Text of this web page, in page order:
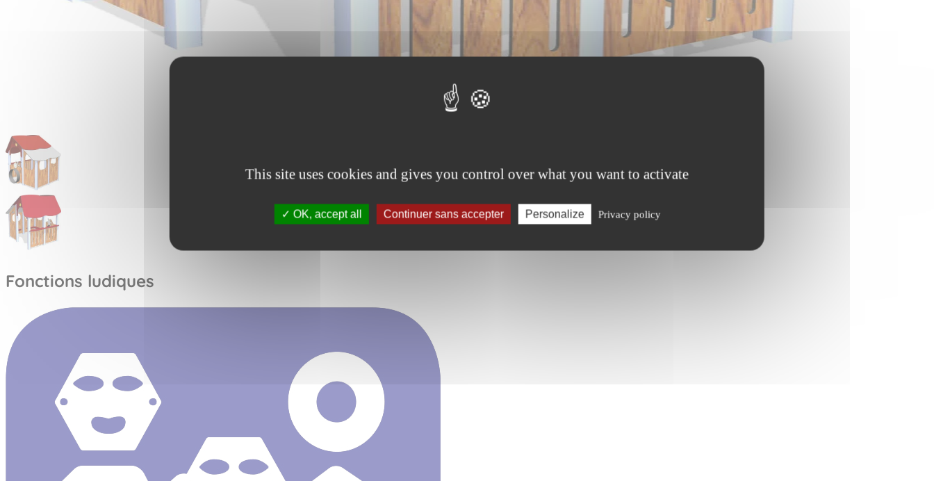
This site uses cookies and gives you control over what you want to activate
OK, accept all Continuer sans accepter Personalize Privacy policy
Fonctions ludiques